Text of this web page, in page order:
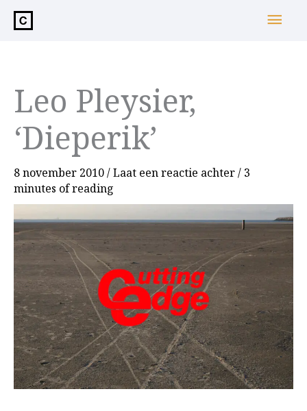
inhoud
Leo Pleysier,
‘Dieperik’
8 november 2010/Laat een reactie achter/ 3
minutes of reading